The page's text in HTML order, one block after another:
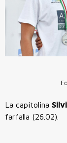
La capitolina
farfalla (26.02).